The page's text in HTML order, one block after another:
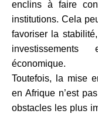
enclins à faire
institutions. Cela
favoriser la
économique.
Toutefois, la mise
en Afrique n’est
obstacles les plus